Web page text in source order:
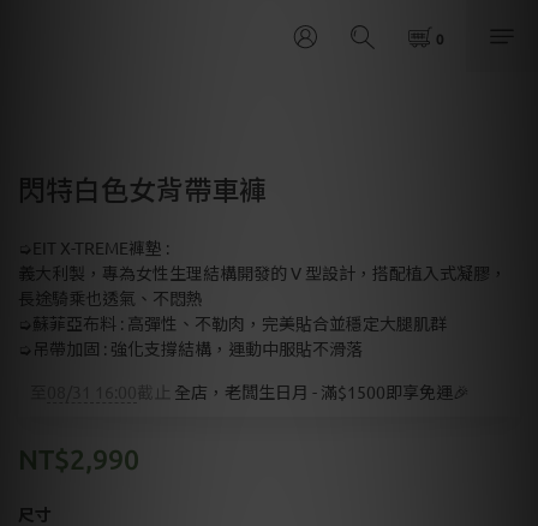
閃特白色女背帶車褲
➭EIT X-TREME褲墊 :
義大利製，專為女性生理結構開發的 V 型設計，搭配植入式凝膠，
長途騎乘也透氣、不悶熱
➭蘇菲亞布料 : 高彈性、不勒肉，完美貼合並穩定大腿肌群
➭吊帶加固 : 強化支撐結構，運動中服貼不滑落
截止 全店，老闆生日月 - 滿$1500即享免運🎉
NT$2,990
尺寸